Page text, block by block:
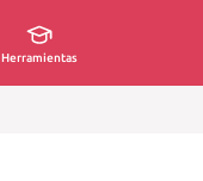
Herramientas